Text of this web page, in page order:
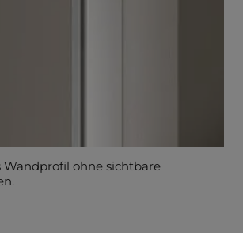
Wandprofil ohne sichtbare